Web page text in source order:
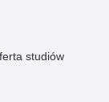
studiów